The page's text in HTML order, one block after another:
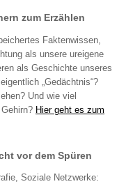
zum Erzählen
Faktenwissen,
als unsere ureigene
als Geschichte unseres
„Gedächtnis“?
Und wie viel
Hier geht es zum
vor dem Spüren
Soziale Netzwerke: